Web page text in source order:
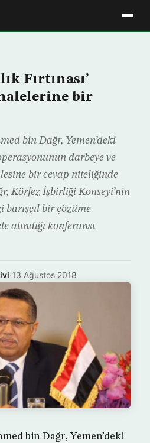
Fırtınası’
bir
bin Dağr, Yemen’deki
darbeye ve
bir cevap niteliğinde
Körfez İşbirliği Konseyi’nin
barışçıl bir çözüme
alındığı konferansı
·13 Ağustos 2018
bin Dağr, Yemen’deki